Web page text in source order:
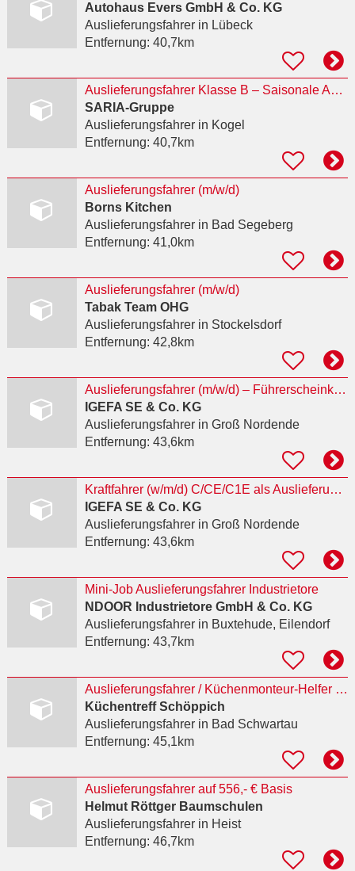
Autohaus Evers GmbH & Co. KG
Auslieferungsfahrerin Lübeck
Entfernung: 40,7km
Auslieferungsfahrer Klasse B – Saisonale Aushilfe (m/w/d)
SARIA-Gruppe
Auslieferungsfahrerin Kogel
Entfernung: 40,7km
Auslieferungsfahrer (m/w/d)
Borns Kitchen
Auslieferungsfahrerin Bad Segeberg
Entfernung: 41,0km
Auslieferungsfahrer (m/w/d)
Tabak Team OHG
Auslieferungsfahrerin Stockelsdorf
Entfernung: 42,8km
Auslieferungsfahrer (m/w/d) – Führerscheinklasse B (Sprinter) (m/w/d)
IGEFA SE & Co. KG
Auslieferungsfahrerin Groß Nordende
Entfernung: 43,6km
Kraftfahrer (w/m/d) C/CE/C1E als Auslieferungsfahrer im Nahverkehr
IGEFA SE & Co. KG
Auslieferungsfahrerin Groß Nordende
Entfernung: 43,6km
Mini-Job Auslieferungsfahrer Industrietore
NDOOR Industrietore GmbH & Co. KG
Auslieferungsfahrerin Buxtehude, Eilendorf
Entfernung: 43,7km
Auslieferungsfahrer / Küchenmonteur-Helfer für Einbauküchen (m/w/d)
Küchentreff Schöppich
Auslieferungsfahrerin Bad Schwartau
Entfernung: 45,1km
Auslieferungsfahrer auf 556,- € Basis
Helmut Röttger Baumschulen
Auslieferungsfahrerin Heist
Entfernung: 46,7km